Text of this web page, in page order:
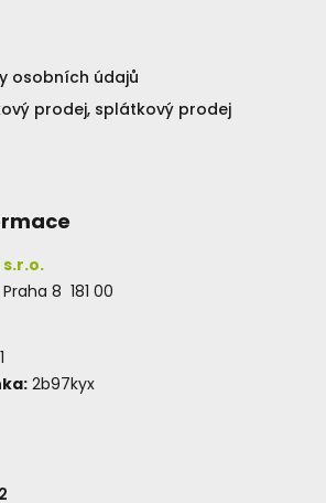
osobních údajů
prodej, splátkový prodej
s.r.o.
8 181 00
2b97kyx